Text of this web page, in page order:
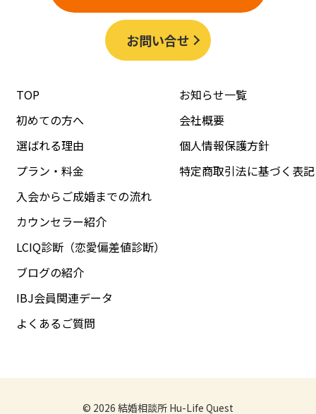
お問い合せ
TOP
初めての方へ
選ばれる理由
プラン・料金
入会からご成婚までの流れ
カウンセラー紹介
LCIQ診断（恋愛偏差値診断）
ブログの紹介
IBJ会員関連データ
よくあるご質問
お知らせ一覧
会社概要
個人情報保護方針
特定商取引法に基づく表記
© 2026 結婚相談所 Hu-Life Quest